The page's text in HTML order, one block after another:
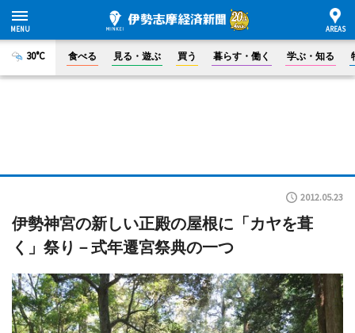
30°C 食べる 見る・遊ぶ 買う 暮らす・働く 学ぶ・知る
2012.05.23
伊勢神宮の新しい正殿の屋根に「カヤを葺
く」祭り－式年遷宮祭典の一つ